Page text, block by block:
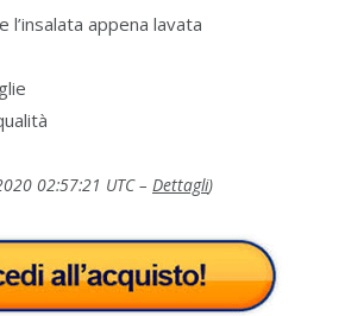
appena lavata
02:57:21 UTC – Dettagli)